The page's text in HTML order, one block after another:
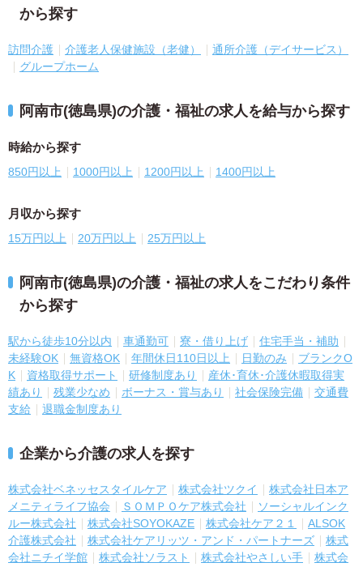
から探す
訪問介護 介護老人保健施設（老健）
通所介護（デイサービス）
グループホーム
阿南市(徳島県)の介護・福祉の求人を給与から探す
時給から探す
850円以上 1000円以上 1200円以上 1400円以上
月収から探す
15万円以上 20万円以上 25万円以上
阿南市(徳島県)の介護・福祉の求人をこだわり条件
から探す
駅から徒歩10分以内 車通勤可 寮・借り上げ
住宅手当・補助
未経験OK
無資格OK 年間休日110日以上 日勤のみ
ブランクO
K
資格取得サポート 研修制度あり
産休･育休･介護休暇取得実
績あり
残業少なめ ボーナス・賞与あり 社会保険完備
交通費
支給
退職金制度あり
企業から介護の求人を探す
株式会社ベネッセスタイルケア 株式会社ツクイ
株式会社日本ア
メニティライフ協会
ＳＯＭＰＯケア株式会社
ソーシャルインク
ルー株式会社
株式会社SOYOKAZE 株式会社ケア２１
ALSOK
介護株式会社
株式会社ケアリッツ・アンド・パートナーズ
株式
会社ニチイ学館
株式会社ソラスト 株式会社やさしい手
株式会